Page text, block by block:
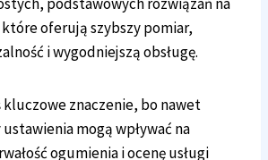
podstawowych rozwiązań na
oferują szybszy pomiar,
i wygodniejszą obsługę.
kluczowe znaczenie, bo nawet
mogą wpływać na
ogumienia i ocenę usługi